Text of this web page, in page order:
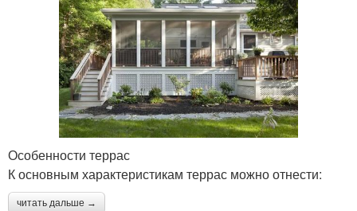
Особенности террас
К основным характеристикам террас можно отнести:
читать дальше →